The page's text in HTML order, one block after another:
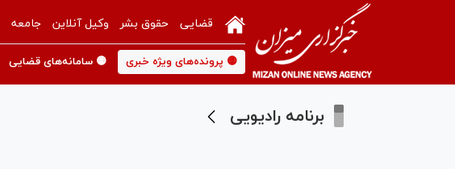
قضایی حقوق بشر وکیل آنلاین جامعه
🟡 پرونده‌های ویژه خبری 🟡 سامانه‌های قضایی
برنامه رادیویی